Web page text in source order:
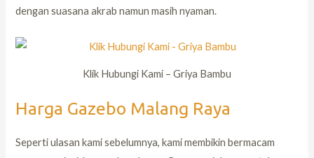
dengan suasana akrab namun masih nyaman.
Klik Hubungi Kami – Griya Bambu
Harga Gazebo Malang Raya
Seperti ulasan kami sebelumnya, kami membikin bermacam